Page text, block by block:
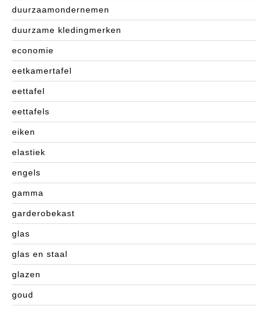
duurzaamondernemen
duurzame kledingmerken
economie
eetkamertafel
eettafel
eettafels
eiken
elastiek
engels
gamma
garderobekast
glas
glas en staal
glazen
goud